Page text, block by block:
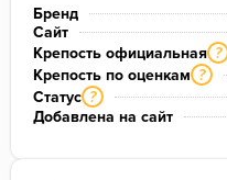
Чтобы сделать
кальянных
только название
произрастания,
выдержки, а также
которые специалисты
Бренд
Сайт
Крепость официальная ?
Крепость по оценкам ?
Статус ?
Добавлена на сайт